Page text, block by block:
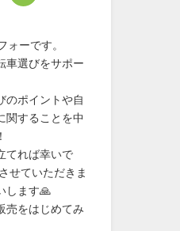
ォーです。
車選びをサポー
のポイントや自
関することを中
てれば幸いで
せていただきま
します🙏
売をはじめてみ